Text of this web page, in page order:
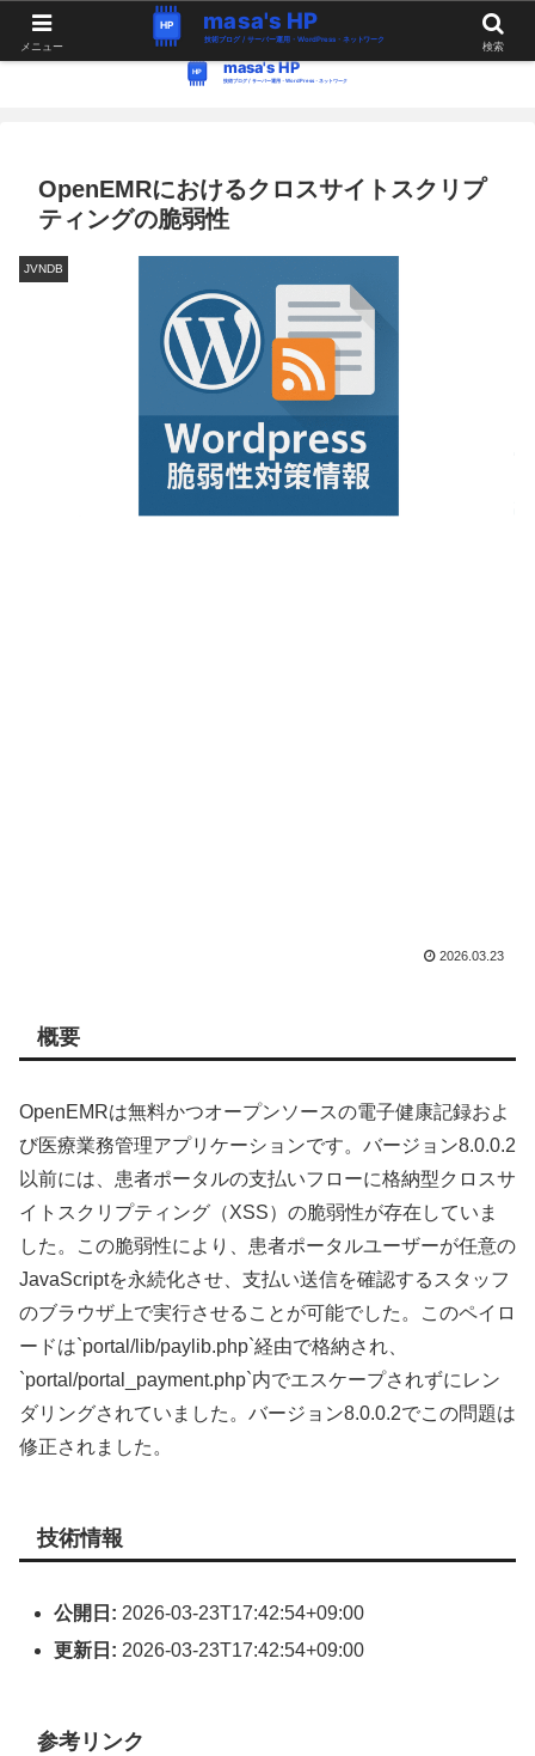
WordPress・Linux関連の情報。つぶやき。
OpenEMRにおけるクロスサイトスクリプ
ティングの脆弱性
JVNDB
2026.03.23
概要
OpenEMRは無料かつオープンソースの電子健康記録およ
び医療業務管理アプリケーションです。バージョン8.0.0.2
以前には、患者ポータルの支払いフローに格納型クロスサ
イトスクリプティング（XSS）の脆弱性が存在していま
した。この脆弱性により、患者ポータルユーザーが任意の
JavaScriptを永続化させ、支払い送信を確認するスタッフ
のブラウザ上で実行させることが可能でした。このペイロ
ードは`portal/lib/paylib.php`経由で格納され、
`portal/portal_payment.php`内でエスケープされずにレン
ダリングされていました。バージョン8.0.0.2でこの問題は
修正されました。
技術情報
公開日: 2026-03-23T17:42:54+09:00
更新日: 2026-03-23T17:42:54+09:00
参考リンク
メニュー 検索